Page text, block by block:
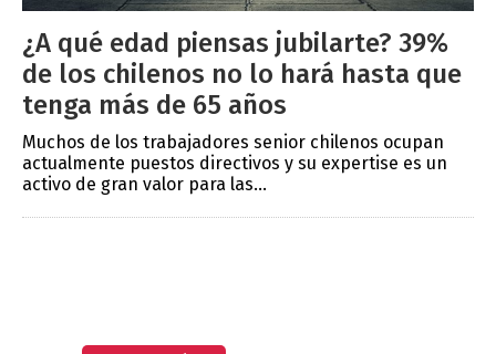
¿A qué edad piensas jubilarte? 39%
de los chilenos no lo hará hasta que
tenga más de 65 años
Muchos de los trabajadores senior chilenos ocupan
actualmente puestos directivos y su expertise es un
activo de gran valor para las...